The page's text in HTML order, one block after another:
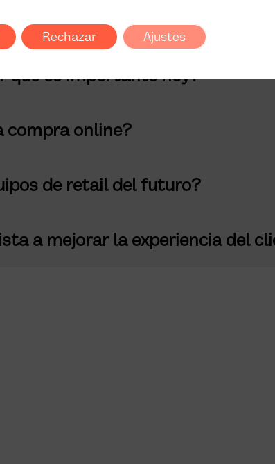
qué es importante hoy?
compra online?
de retail del futuro?
a mejorar la experiencia del
Rechazar Ajustes